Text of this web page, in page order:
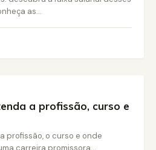
as...
a profissão, curso e
profissão, o curso e onde
carreira promissora...